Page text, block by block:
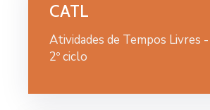
CATL
Atividades de Tempos Livres -
2º ciclo